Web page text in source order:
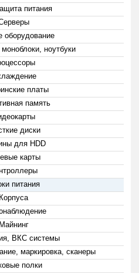
питания
оборудование
ноутбуки
платы
память
диски
для HDD
карты
питания
Корпуса
Майнинг
ВКС системы
маркировка, сканеры
полки